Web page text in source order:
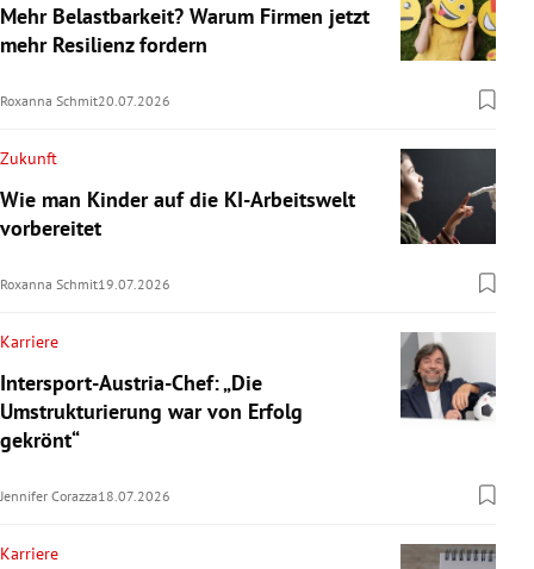
Mehr Belastbarkeit? Warum Firmen jetzt
mehr Resilienz fordern
Roxanna Schmit20.07.2026
Zukunft
Wie man Kinder auf die KI-Arbeitswelt
vorbereitet
Roxanna Schmit19.07.2026
Karriere
Intersport-Austria-Chef: „Die
Umstrukturierung war von Erfolg
gekrönt“
Jennifer Corazza18.07.2026
Karriere